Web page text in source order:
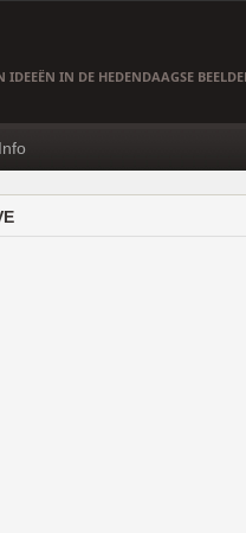
IDEEËN IN DE HEDENDAAGSE
Info